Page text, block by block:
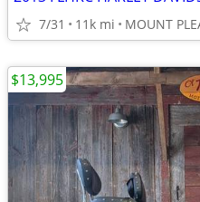
7/31 11k mi MOUNT
$13,995